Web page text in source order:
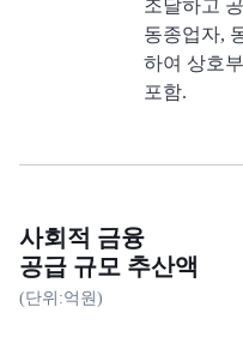
조달하고
동종업자,
하여 상호
포함.
사회적 금융
공급 규모 추산액
(단위:억원)